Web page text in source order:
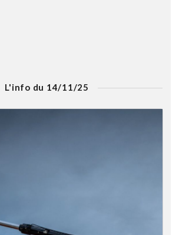
L'info du 14/11/25